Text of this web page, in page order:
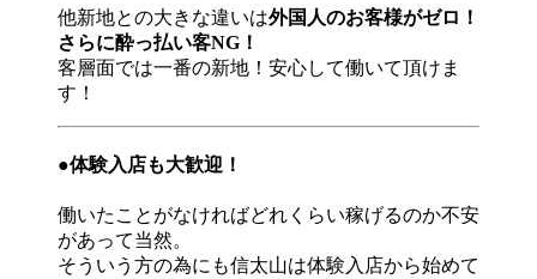
他新地との大きな違いは外国人のお客様がゼロ！
さらに酔っ払い客NG！
客層面では一番の新地！安心して働いて頂けま
す！
●体験入店も大歓迎！
働いたことがなければどれくらい稼げるのか不安
があって当然。
そういう方の為にも信太山は体験入店から始めて